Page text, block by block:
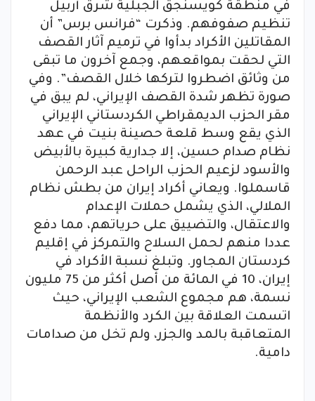
في منطقة كويسنجق الجبلية شرق أربيل
تنظيم صفوفهم. وذكرت “فرانس برس” أن
المقاتلين الأكراد بدأوا في ترميم آثار القصف
التي لحقت بمواقعهم، وجمع آخرون ما تبقى
من وثائق اضطروا لتركها خلال القصف”. وفي
صورة تظهر شدة القصف الإيراني، لم يبق في
مقر الحزب الديمقراطي الكردستاني الإيراني
الذي يقع وسط قلعة حصينة بنيت في عهد
نظام صدام حسين، إلا جدارية كبيرة بالأبيض
والأسود لزعيم الحزب الراحل عبد الرحمن
قاسملوا. ويعاني أكراد إيران من بطش نظام
الملالي، الذي يشمل حملات الإعدام
والاعتقال، والتضييق على حرياتهم، مما دفع
عددا منهم لحمل السلاح والتمركز في إقليم
كردستان المجاور. وتبلغ نسبة الأكراد في
إيران، 10 في المائة من أصل أكثر من 75 مليون
نسمة، هم مجموع الشعب الإيراني، حيث
اتسمت العلاقة بين الكرد والأنظمة
المتعاقبة بالمد والجزر، ولم تخل من صدامات
دامية.